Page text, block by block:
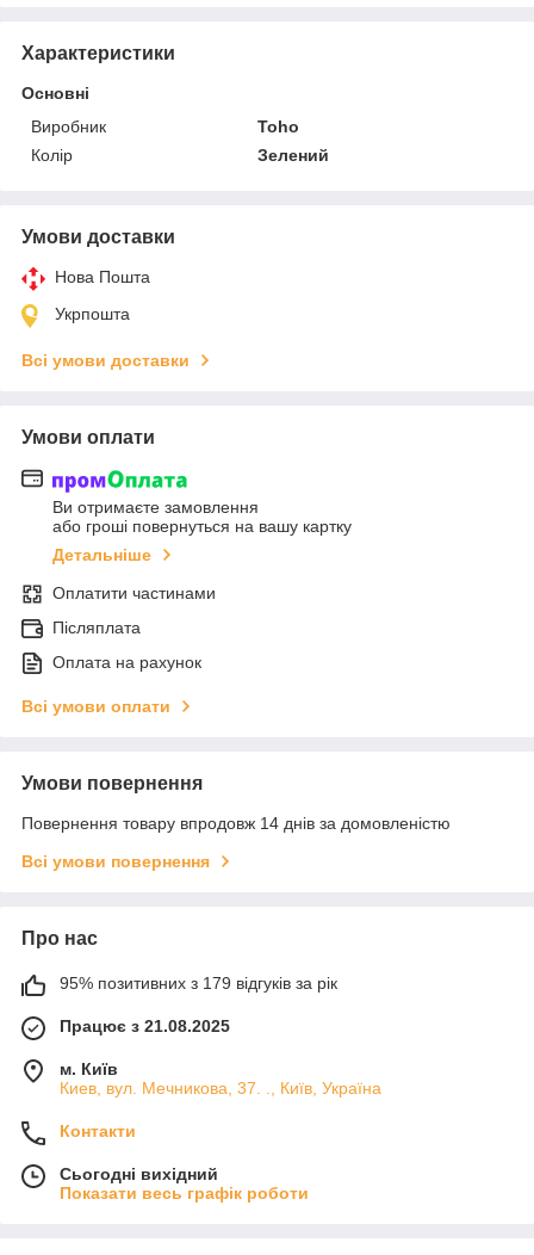
Характеристики
Основні
Виробник
Toho
Колір
Зелений
Умови доставки
Нова Пошта
Укрпошта
Всі умови доставки
Умови оплати
Ви отримаєте замовлення
або гроші повернуться на вашу картку
Детальніше
Оплатити частинами
Післяплата
Оплата на рахунок
Всі умови оплати
Умови повернення
Повернення товару впродовж 14 днів за домовленістю
Всі умови повернення
Про нас
95% позитивних з 179 відгуків за рік
Працює з 21.08.2025
м. Київ
Киев, вул. Мечникова, 37. ., Київ, Україна
Контакти
Сьогодні вихідний
Показати весь графік роботи